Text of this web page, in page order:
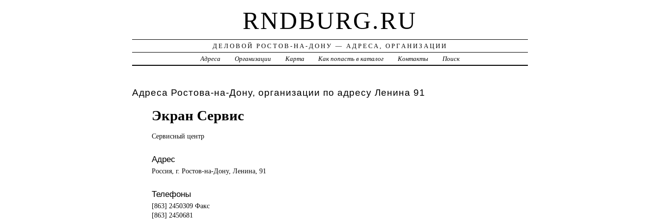
RNDBURG.RU
ДЕЛОВОЙ РОСТОВ-НА-ДОНУ — АДРЕСА, ОРГАНИЗАЦИИ
Адреса
Организации Карта Как попасть в каталог Контакты Поиск
Адреса Ростова-на-Дону, организации по адресу Ленина 91
Экран Сервис
Сервисный центр
Адрес
Россия, г. Ростов-на-Дону, Ленина, 91
Телефоны
[863] 2450309 Факс
[863] 2450681